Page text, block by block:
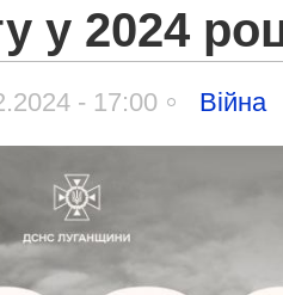
у 2024
- 17:00 Війна